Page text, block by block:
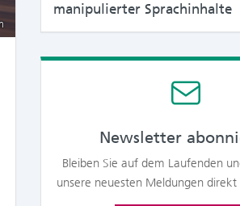
manipulierter Sprachinhalte
Newsletter
Bleiben Sie auf dem Laufenden
unsere neuesten Meldungen direkt